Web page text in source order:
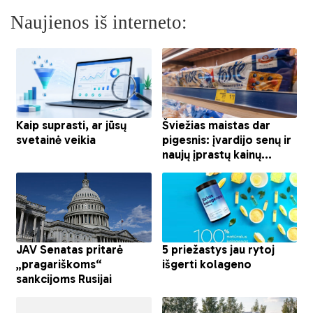
Naujienos iš interneto: